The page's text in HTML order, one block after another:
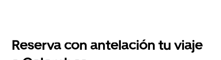
calendario
Reserva con antelación tu viaje